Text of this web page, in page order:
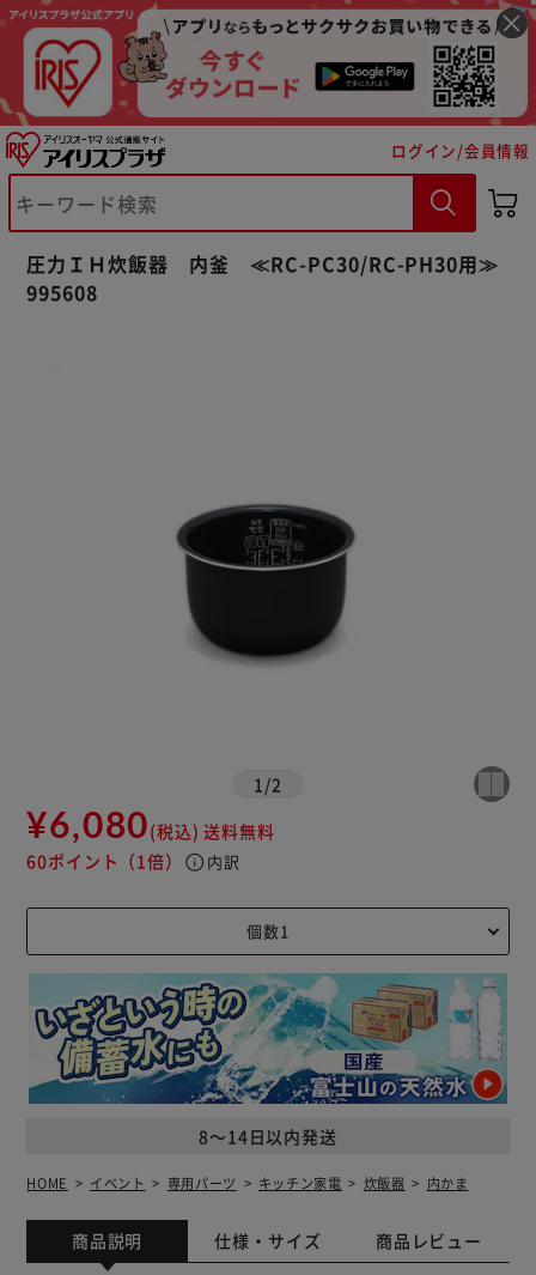
ログイン/会員情報
圧力ＩＨ炊飯器 内釜 ≪RC-PC30/RC-PH30用≫
995608
1 /2
¥6,080(税込) 送料無料
60ポイント （1倍） info 内訳
8～14日以内発送
HOME イベント 専用パーツ キッチン家電 炊飯器 内かま
商品説明 仕様・サイズ 商品レビュー
※ご確認ください
カートに入れる 購入手続きへ